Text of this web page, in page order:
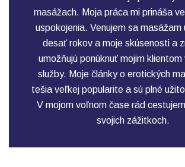
masážach. Moja práca mi prináša
uspokojenia. Venujem sa masážam
desať rokov a moje skúsenosti a
umožňujú ponúknuť mojim klientom
služby. Moje články o erotických
tešia veľkej popularite a sú plné
V mojom voľnom čase rád
svojich zážitkoch.